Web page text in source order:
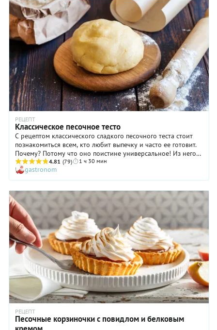
РЕЦЕПТ
Классическое песочное тесто
С рецептом классического сладкого песочного теста стоит
познакомиться всем, кто любит выпечку и часто ее готовит.
Почему? Потому что оно поистине универсальное! Из него
можно готовить печенье, основу для тартов, пироги и
пирожки. А еще это тесто замечательно тем, что подходит
для длительного хранения! То есть, умножаем количество
каждого ингредиента на два или три, выполняем все
требования рецепта и затем лишнюю часть убираем в
морозильную камеру, завернув в пищевую пленку. Таким
образом, вы сможете готовить выпечку из песочного теста
хоть каждый день, затрачивая на это минимум времени и
сил.
4.81 (79) 1 ч 30 мин
gastronom
РЕЦЕПТ
Песочные корзиночки с повидлом и белковым